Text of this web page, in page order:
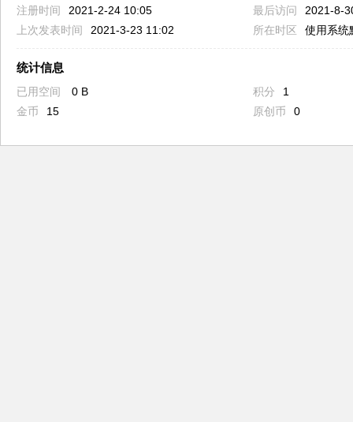
注册时间
2021-2-24 10:05 最后访问
2021-8-
上次发表时间
2021-3-23 11:02 所在时区 使用系统
统计信息
已用空间 0 B 积分
1
金币
15 原创币 0